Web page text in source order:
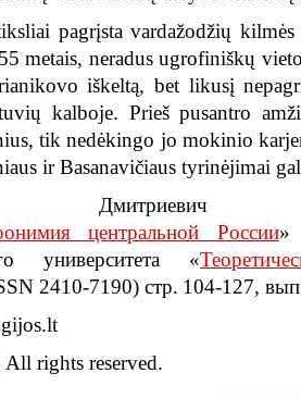
pagrįsta vardažodžių
metais, neradus ugrofiniškų
iškeltą, bet likusį
kalboje. Prieš pusantro
tik nedėkingo jo mokinio
ir Basanavičiaus tyrinėjimai
центральной России»
университета «
2410-7190) стр. 104-127,
All rights reserved.